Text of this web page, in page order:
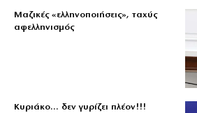
Μαζικές «ελληνοποιήσεις», ταχύς
αφελληνισμός
Κυριάκο… δεν γυρίζει πλέον!!!